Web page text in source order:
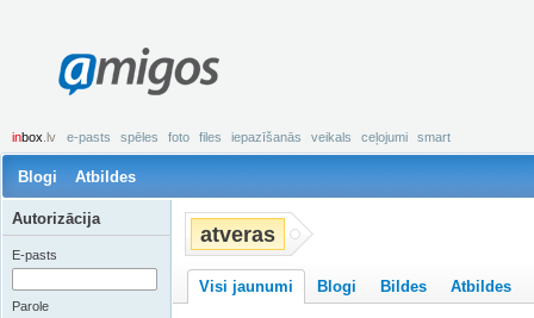
amigos
inbox .lv e-pasts spēles foto files iepazīšanās veikals ceļojumi smart
Blogi Atbildes
atveras
Visi jaunumi Blogi Bildes Atbildes
Autorizācija
E-pasts
Parole